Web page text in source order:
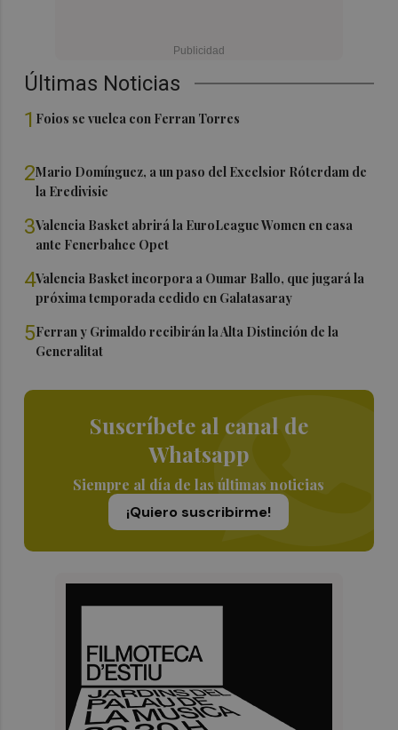
Últimas Noticias
1 Foios se vuelca con Ferran Torres
2Mario Domínguez, a un paso del Excelsior Róterdam de
la Eredivisie
3Valencia Basket abrirá la EuroLeague Women en casa
ante Fenerbahce Opet
4Valencia Basket incorpora a Oumar Ballo, que jugará la
próxima temporada cedido en Galatasaray
5Ferran y Grimaldo recibirán la Alta Distinción de la
Generalitat
Suscríbete al canal de
Whatsapp
Siempre al día de las últimas noticias
¡Quiero suscribirme!